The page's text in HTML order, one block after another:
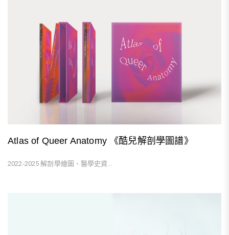
Atlas of Queer Anatomy 《酷兒解剖學圖譜》
2022-2025 解剖學繪圖、醫學史資...